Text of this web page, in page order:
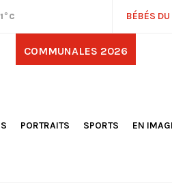
°C BÉBÉS
COMMUNALES 2026
PORTRAITS
SPORTS
EN